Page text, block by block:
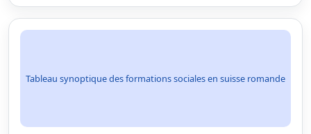
Tableau synoptique des formations sociales en suisse romande